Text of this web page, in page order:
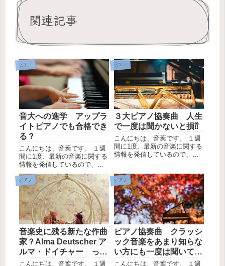
関連記事
ピアノ
音大への進学 アップラ
イトピアノでも合格でき
る？
こんにちは、音葉です。 １週
間に1度、最新の音楽に関する
情報を発信しているので、
LINEの友達登録お願いしま
す。 音大への進学を考えた時
に、アップライトピアノでも
大丈夫かな？いずれはグラン
ドピアノを購入しないといけ
ないよね？ と不安になる方...
ピアノ
３大ピアノ協奏曲 人生
で一度は聞かないと損⁇
こんにちは、音葉です。 １週
間に1度、最新の音楽に関する
情報を発信しているので、
「3大ピアノ協奏曲」という言
葉を聞いたことはあります
か？ Googleでピアノ協奏曲と
検索すると、おすす...
ピアノ
音楽史に残る新たな作曲
家？Alma Deutscher ア
ルマ・ドイチャー って
どんな人？
こんにちは、音葉です。 １週
ピアノ
ピアノ協奏曲 クラッシ
ック音楽をあまり知らな
い方にも一度は聞いてほ
しいコンチェルト
こんにちは、音葉です。 １週